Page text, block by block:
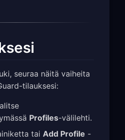
seuraa näitä vaiheita
tilauksesi:
Profiles-välilehti.
tai Add Profile -